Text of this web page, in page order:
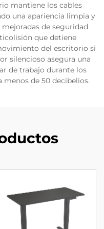
mantiene los cables
una apariencia limpia y
de seguridad
que detiene
del escritorio si
silencioso asegura una
de trabajo durante los
menos de 50 decibelios.